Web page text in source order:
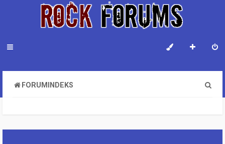
FORUMINDEKS